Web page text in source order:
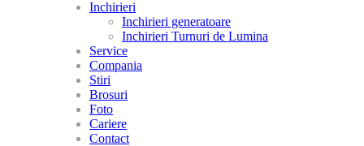
Inchirieri
Inchirieri generatoare
Inchirieri Turnuri de Lumina
Service
Compania
Stiri
Brosuri
Foto
Cariere
Contact